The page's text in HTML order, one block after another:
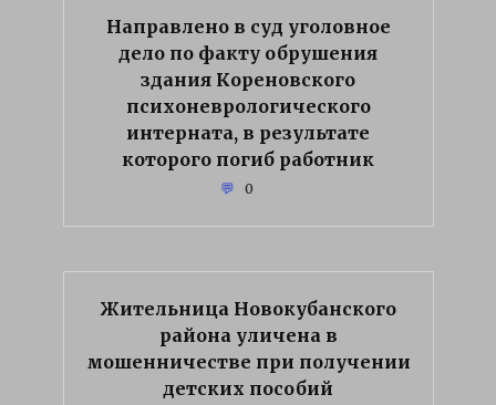
Направлено в суд уголовное
дело по факту обрушения
здания Кореновского
психоневрологического
интерната, в результате
которого погиб работник
0
Жительница Новокубанского
района уличена в
мошенничестве при получении
детских пособий